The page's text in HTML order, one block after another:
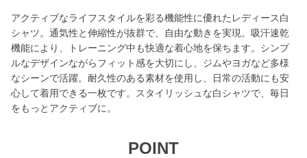
アクティブなライフスタイルを彩る機能性に優れたレディース白
シャツ。通気性と伸縮性が抜群で、自由な動きを実現。吸汗速乾
機能により、トレーニング中も快適な着心地を保ちます。シンプ
ルなデザインながらフィット感を大切にし、ジムやヨガなど多様
なシーンで活躍。耐久性のある素材を使用し、日常の活動にも安
心して着用できる一枚です。スタイリッシュな白シャツで、毎日
をもっとアクティブに。
POINT